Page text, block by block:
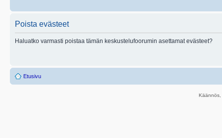
Poista evästeet
Haluatko varmasti poistaa tämän keskustelufoorumin asettamat evästeet?
Etusivu